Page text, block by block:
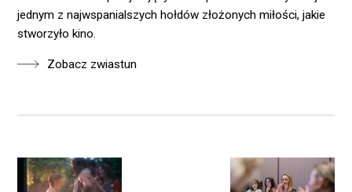
jednym z najwspanialszych hołdów złożonych miłości, jakie
stworzyło kino.
Zobacz zwiastun